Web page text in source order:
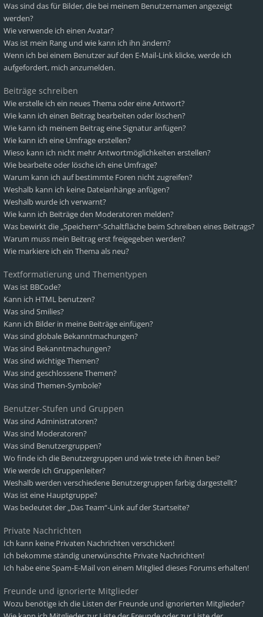
Was sind das für Bilder, die bei meinem Benutzernamen angezeigt
werden?
Wie verwende ich einen Avatar?
Was ist mein Rang und wie kann ich ihn ändern?
Wenn ich bei einem Benutzer auf den E-Mail-Link klicke, werde ich
aufgefordert, mich anzumelden.
Beiträge schreiben
Wie erstelle ich ein neues Thema oder eine Antwort?
Wie kann ich einen Beitrag bearbeiten oder löschen?
Wie kann ich meinem Beitrag eine Signatur anfügen?
Wie kann ich eine Umfrage erstellen?
Wieso kann ich nicht mehr Antwortmöglichkeiten erstellen?
Wie bearbeite oder lösche ich eine Umfrage?
Warum kann ich auf bestimmte Foren nicht zugreifen?
Weshalb kann ich keine Dateianhänge anfügen?
Weshalb wurde ich verwarnt?
Wie kann ich Beiträge den Moderatoren melden?
Was bewirkt die „Speichern“-Schaltfläche beim Schreiben eines Beitrags?
Warum muss mein Beitrag erst freigegeben werden?
Wie markiere ich ein Thema als neu?
Textformatierung und Thementypen
Was ist BBCode?
Kann ich HTML benutzen?
Was sind Smilies?
Kann ich Bilder in meine Beiträge einfügen?
Was sind globale Bekanntmachungen?
Was sind Bekanntmachungen?
Was sind wichtige Themen?
Was sind geschlossene Themen?
Was sind Themen-Symbole?
Benutzer-Stufen und Gruppen
Was sind Administratoren?
Was sind Moderatoren?
Was sind Benutzergruppen?
Wo finde ich die Benutzergruppen und wie trete ich ihnen bei?
Wie werde ich Gruppenleiter?
Weshalb werden verschiedene Benutzergruppen farbig dargestellt?
Was ist eine Hauptgruppe?
Was bedeutet der „Das Team“-Link auf der Startseite?
Private Nachrichten
Ich kann keine Privaten Nachrichten verschicken!
Ich bekomme ständig unerwünschte Private Nachrichten!
Ich habe eine Spam-E-Mail von einem Mitglied dieses Forums erhalten!
Freunde und ignorierte Mitglieder
Wozu benötige ich die Listen der Freunde und ignorierten Mitglieder?